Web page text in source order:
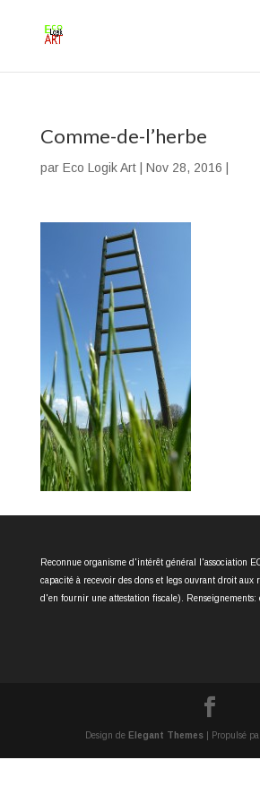
Comme-de-l’herbe
par Eco Logik Art| Nov 28, 2016
Reconnue organisme d'intérêt général l'association
capacité à recevoir des dons et legs ouvrant droit aux
d'en fournir une attestation fiscale). Renseignements:
Design de Elegant Themes | Propulsé